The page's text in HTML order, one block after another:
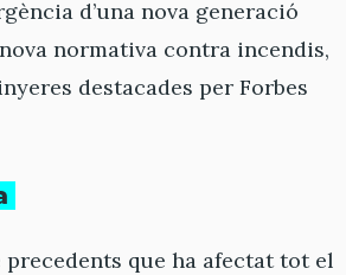
d’una nova generació
normativa contra incendis,
destacades per Forbes
precedents que ha afectat tot el